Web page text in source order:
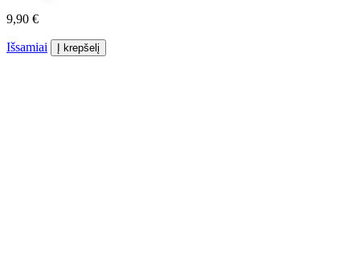
9,90 €
Išsamiai Į krepšelį